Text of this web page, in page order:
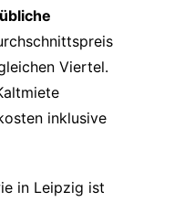
Viertel.
inklusive
in Leipzig ist